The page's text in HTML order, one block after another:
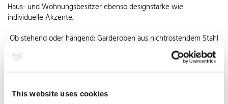
This website uses cookies
Haus- und Wohnungsbesitzer ebenso designstarke wie
individuelle Akzente.
Ob stehend oder hängend: Garderoben aus nichtrostendem Stahl
sind eine gerne gewählte Alternative. Je nach Wohnungstyp
sorgen unterschiedliche Lösungen für den gewünschten Grad an
Edelstahl – einzeln montiert oder auf einer schlichten Holzplatte